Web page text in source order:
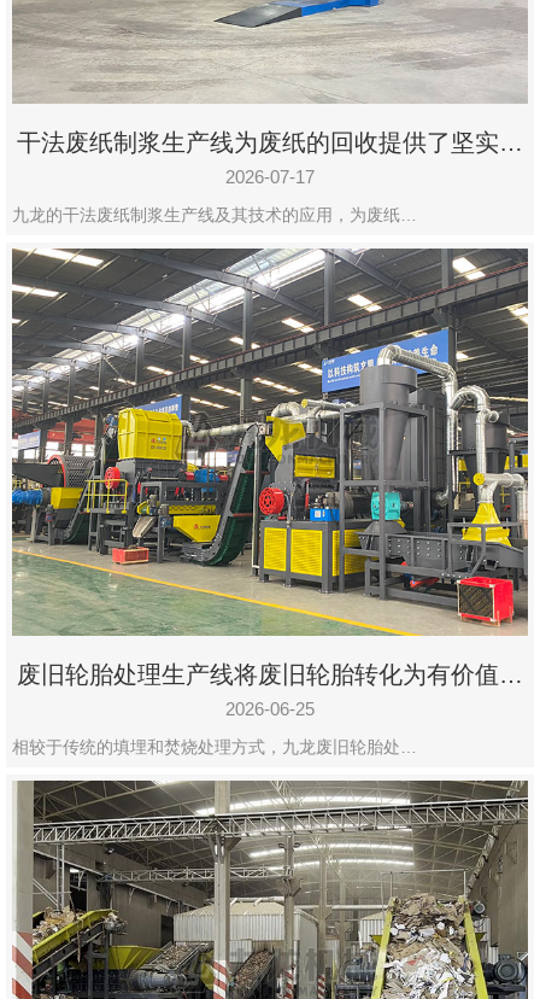
干法废纸制浆生产线为废纸的回收提供了坚实的
保障
2026-07-17
九龙的干法废纸制浆生产线及其技术的应用，为废纸…
废旧轮胎处理生产线将废旧轮胎转化为有价值的
资源
2026-06-25
相较于传统的填埋和焚烧处理方式，九龙废旧轮胎处…